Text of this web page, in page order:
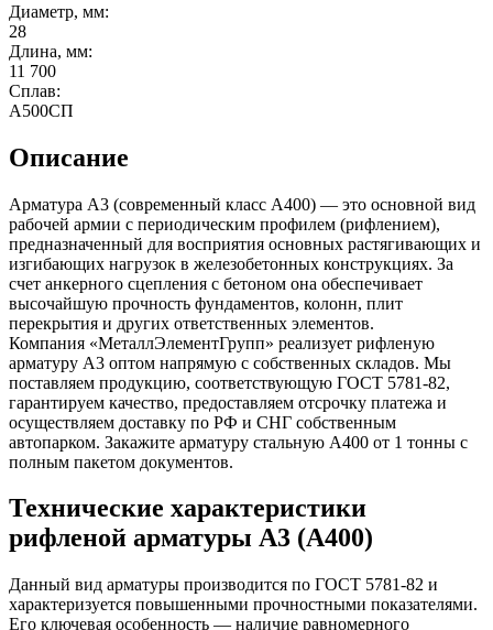
Диаметр, мм:
28
Длина, мм:
11 700
Сплав:
А500СП
Описание
Арматура А3 (современный класс А400) — это основной вид
рабочей армии с периодическим профилем (рифлением),
предназначенный для восприятия основных растягивающих и
изгибающих нагрузок в железобетонных конструкциях. За
счет анкерного сцепления с бетоном она обеспечивает
высочайшую прочность фундаментов, колонн, плит
перекрытия и других ответственных элементов.
Компания «МеталлЭлементГрупп» реализует рифленую
арматуру А3 оптом напрямую с собственных складов. Мы
поставляем продукцию, соответствующую ГОСТ 5781-82,
гарантируем качество, предоставляем отсрочку платежа и
осуществляем доставку по РФ и СНГ собственным
автопарком. Закажите арматуру стальную А400 от 1 тонны с
полным пакетом документов.
Технические характеристики
рифленой арматуры А3 (А400)
Данный вид арматуры производится по ГОСТ 5781-82 и
характеризуется повышенными прочностными показателями.
Его ключевая особенность — наличие равномерного